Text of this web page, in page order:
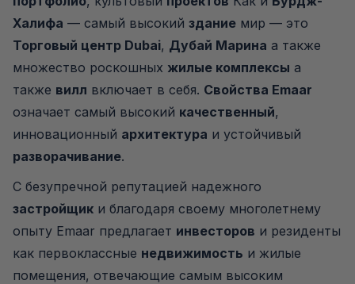
Халифа — самый высокий здание мир — это
Торговый центр Dubai, Дубай Марина а также
множество роскошных жилые комплексы а
также вилл включает в себя. Свойства Emaar
означает самый высокий качественный,
инновационный архитектура и устойчивый
разворачивание.
С безупречной репутацией надежного
застройщик и благодаря своему многолетнему
опыту Emaar предлагает инвесторов и резиденты
как первоклассные недвижимость и жилые
помещения, отвечающие самым высоким